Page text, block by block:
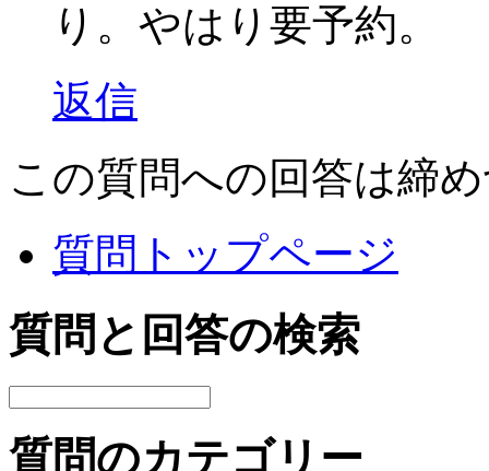
り。やはり要予約。
返信
この質問への回答は締
質問トップページ
質問と回答の検索
質問のカテゴリー